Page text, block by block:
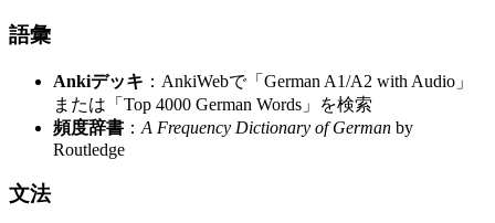
語彙
Ankiデッキ ：AnkiWebで「German A1/A2 with Audio」
または「Top 4000 German Words」を検索
頻度辞書 ： A Frequency Dictionary of German by
Routledge
文法